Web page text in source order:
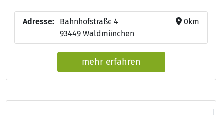
Adresse:
Bahnhofstraße 4
93449 Waldmünchen
0km
mehr erfahren